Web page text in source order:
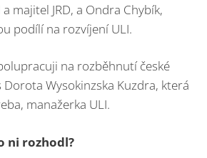
majitel JRD, a Ondra Chybík,
podílí na rozvíjení ULI.
na rozběhnutí české
Wysokinzska Kuzdra, která
manažerka ULI.
ni rozhodl?